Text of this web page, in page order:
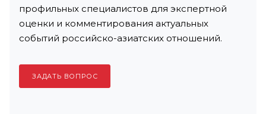
профильных специалистов для экспертной
оценки и комментирования актуальных
событий российско-азиатских отношений.
ЗАДАТЬ ВОПРОС